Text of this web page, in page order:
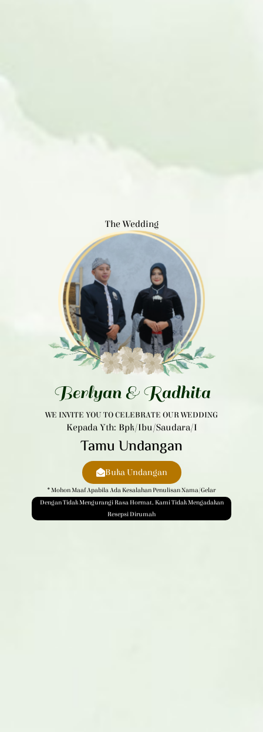
The Wedding
Berlyan & Radhita
WE INVITE YOU TO CELEBRATE OUR WEDDING
Kepada Yth: Bpk/Ibu/Saudara/i
Tamu Undangan
Buka Undangan
* Mohon Maaf Apabila Ada Kesalahan Penulisan Nama/gelar
Dengan Tidak Mengurangi Rasa Hormat, Kami Tidak Mengadakan
Resepsi Dirumah